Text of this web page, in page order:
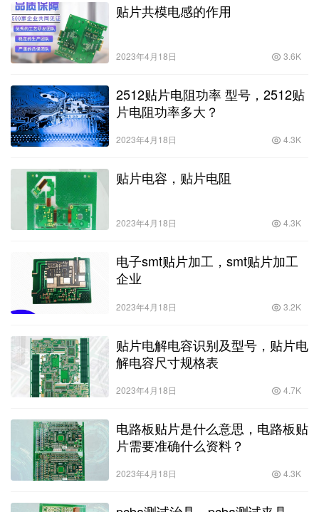
贴片共模电感的作用
2023年4月18日 3.6K
2512贴片电阻功率 型号，2512贴
片电阻功率多大？
2023年4月18日 4.3K
贴片电容，贴片电阻
2023年4月18日 4.3K
电子smt贴片加工，smt贴片加工
企业
2023年4月18日 3.2K
贴片电解电容识别及型号，贴片电
解电容尺寸规格表
2023年4月18日 4.7K
电路板贴片是什么意思，电路板贴
片需要准确什么资料？
2023年4月18日 4.3K